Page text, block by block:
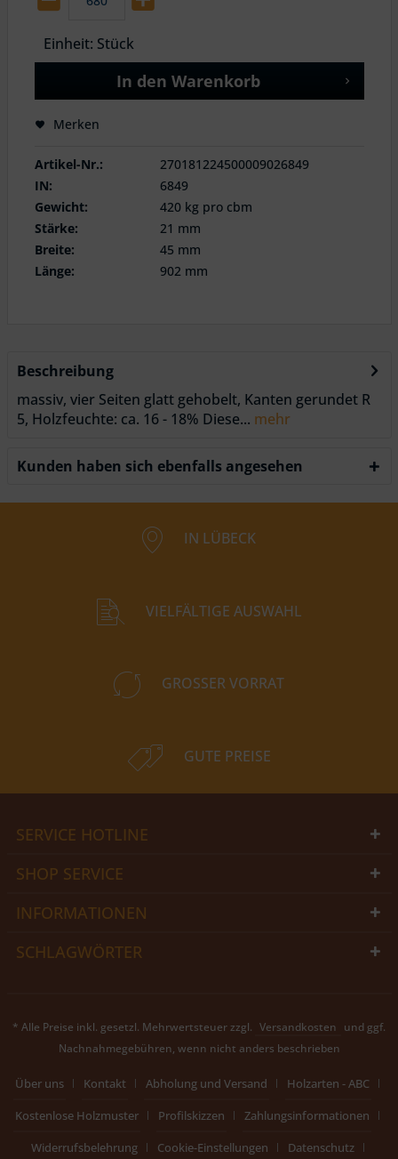
Einheit: Stück
In den Warenkorb
Merken
Artikel-Nr.:
270181224500009026849
IN:
6849
Gewicht:
420 kg pro cbm
Stärke:
21 mm
Breite:
45 mm
Länge:
902 mm
Beschreibung
massiv, vier Seiten glatt gehobelt, Kanten gerundet R
5, Holzfeuchte: ca. 16 - 18% Diese... mehr
Kunden haben sich ebenfalls angesehen
IN LÜBECK
VIELFÄLTIGE AUSWAHL
GROSSER VORRAT
GUTE PREISE
SERVICE HOTLINE
SHOP SERVICE
INFORMATIONEN
SCHLAGWÖRTER
* Alle Preise inkl. gesetzl. Mehrwertsteuer zzgl. Versandkosten und ggf.
Nachnahmegebühren, wenn nicht anders beschrieben
Über uns Kontakt Abholung und Versand
Holzarten - ABC
Kostenlose Holzmuster
Profilskizzen
Zahlungsinformationen
Widerrufsbelehrung
Cookie-Einstellungen Datenschutz